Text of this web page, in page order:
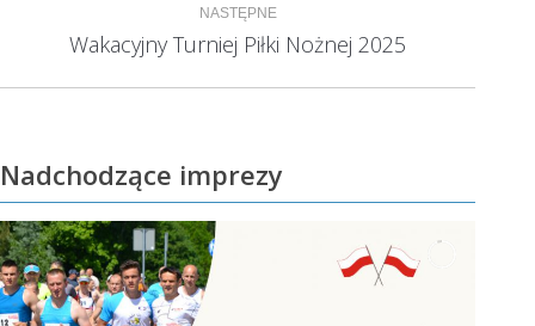
NASTĘPNE
Następny
Wakacyjny Turniej Piłki Nożnej 2025
Nadchodzące imprezy